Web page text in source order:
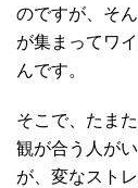
のですが、そ
が集まってワ
んです。
そこで、たま
観が合う人が
が、変なスト